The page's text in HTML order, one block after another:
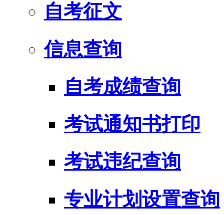
自考征文
信息查询
自考成绩查询
考试通知书打印
考试违纪查询
专业计划设置查询